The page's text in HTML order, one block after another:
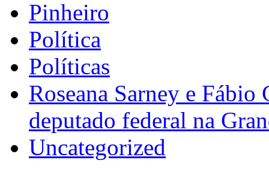
Pinheiro
Política
Políticas
Roseana Sarney e
deputado federal na
Uncategorized